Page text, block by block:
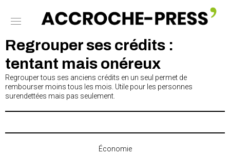
Regrouper ses crédits :
tentant mais onéreux
Regrouper tous ses anciens crédits en un seul permet de
rembourser moins tous les mois. Utile pour les personnes
surendettées mais pas seulement.
Économie